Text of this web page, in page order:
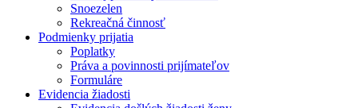
Snoezelen
Rekreačná činnosť
Podmienky prijatia
Poplatky
Práva a povinnosti prijímateľov
Formuláre
Evidencia žiadosti